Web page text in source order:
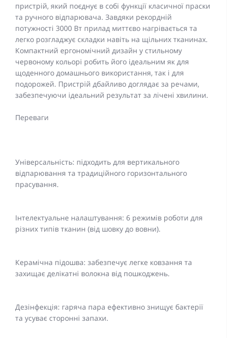
пристрій, який поєднує в собі функції класичної праски
та ручного відпарювача. Завдяки рекордній
потужності 3000 Вт прилад миттєво нагрівається та
легко розгладжує складки навіть на щільних тканинах.
Компактний ергономічний дизайн у стильному
червоному кольорі робить його ідеальним як для
щоденного домашнього використання, так і для
подорожей. Пристрій дбайливо доглядає за речами,
забезпечуючи ідеальний результат за лічені хвилини.
Переваги
Універсальність: підходить для вертикального
відпарювання та традиційного горизонтального
прасування.
Інтелектуальне налаштування: 6 режимів роботи для
різних типів тканин (від шовку до вовни).
Керамічна підошва: забезпечує легке ковзання та
захищає делікатні волокна від пошкоджень.
Дезінфекція: гаряча пара ефективно знищує бактерії
та усуває сторонні запахи.